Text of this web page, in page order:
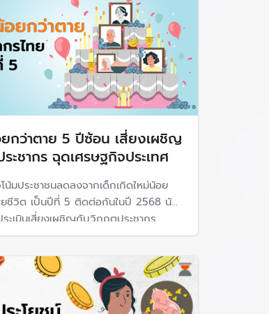
ำเร็จภายใน 100 วันคือ 1.ผลักดัน
าภาวะมีบุตรยากได้เร็วขึ้นในอายุที่
ให้มั่นใจว่ามีลูกได้อยู่ในสังคมที่ดี เช่น
การเกิดและการเจริญเติบโตอย่างมี
กว่าตาย 5 ปีซ้อน เสี่ยงเผชิญ
ะชากร ฉุดเศรษฐกิจประเทศ
น้มประชาชนลดลงจากเด็กเกิดใหม่น้อย
ยชีวิต เป็นปีที่ 5 ติดต่อกันในปี 2568 นัก
ระเมินเสี่ยงเผชิญกับวิกฤตประชากร
เติบโตของเศรษฐกิจในระยะข้างหน้า
มภาระงบประมาณรัฐในด้านสวัสดิการ